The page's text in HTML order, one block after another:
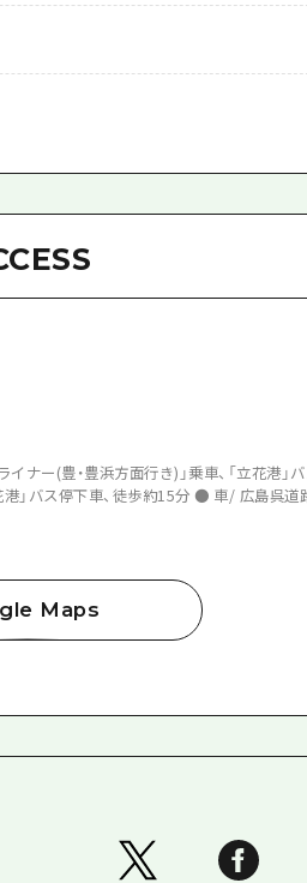
ー(豊・豊浜方面行き)」乗車、「立花港」
港」バス停下車、徒歩約15分 ● 車/ 広島呉
Maps